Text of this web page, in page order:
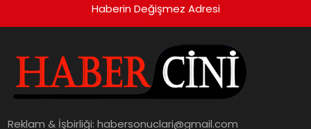
Haberin Değişmez Adresi
Reklam & İşbirliği:habersonuclari@gmail.com